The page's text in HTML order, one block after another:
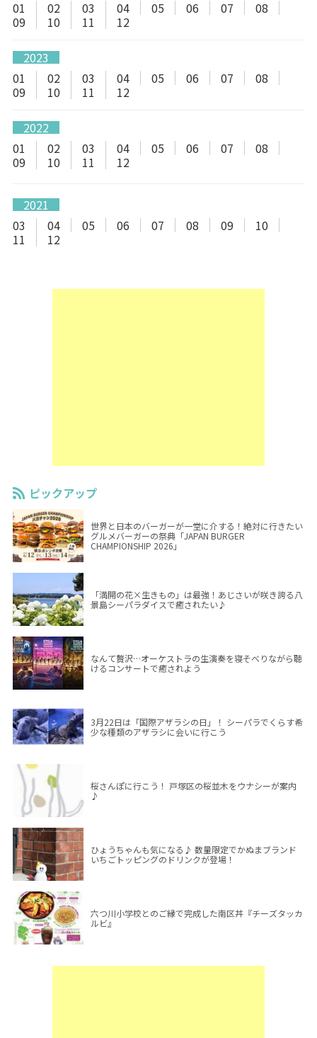
01 02 03 04 05 06 07
08
09
10 11 12
2023
01
02 03 04 05 06 07
08
09
10 11 12
2022
01
02 03 04 05 06 07
08
09
10 11 12
2021
03
04 05 06 07 08 09
10
11
12
ピックアップ
世界と日本のバーガーが一堂に介する！絶対に行きたい
グルメバーガーの祭典「JAPAN BURGER
CHAMPIONSHIP 2026」
「満開の花×生きもの」は最強！あじさいが咲き誇る八
景島シーパラダイスで癒されたい♪
なんて贅沢…オーケストラの生演奏を寝そべりながら聴
けるコンサートで癒されよう
3月22日は「国際アザラシの日」！ シーパラでくらす希
少な種類のアザラシに会いに行こう
桜さんぽに行こう！ 戸塚区の桜並木をウナシーが案内
♪
ひょうちゃんも気になる♪ 数量限定でかぬまブランド
いちごトッピングのドリンクが登場！
六つ川小学校とのご縁で完成した南区丼『チーズタッカ
ルビ』